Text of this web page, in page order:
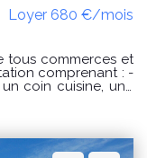
Loyer 680 €/mois
tous commerces et
comprenant : -
coin cuisine, une